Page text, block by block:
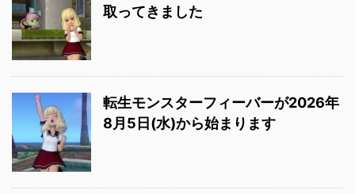
取ってきました
転生モンスターフィーバーが2026年
8月5日(水)から始まります